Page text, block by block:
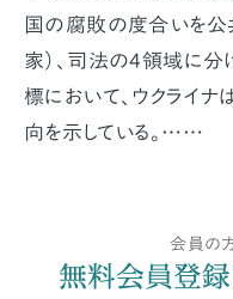
国の腐敗の度合いを公
家）、司法の4領域に
標において、ウクライ
向を示している。……
会員の
無料会員登